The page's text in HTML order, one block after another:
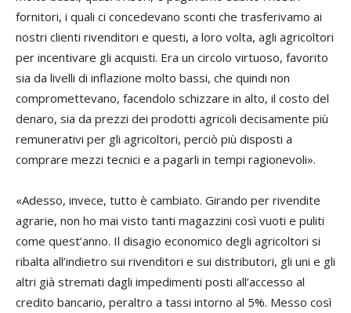
fornitori, i quali ci concedevano sconti che trasferivamo ai
nostri clienti rivenditori e questi, a loro volta, agli agricoltori
per incentivare gli acquisti. Era un circolo virtuoso, favorito
sia da livelli di inflazione molto bassi, che quindi non
compromettevano, facendolo schizzare in alto, il costo del
denaro, sia da prezzi dei prodotti agricoli decisamente più
remunerativi per gli agricoltori, perciò più disposti a
comprare mezzi tecnici e a pagarli in tempi ragionevoli».
«Adesso, invece, tutto è cambiato. Girando per rivendite
agrarie, non ho mai visto tanti magazzini così vuoti e puliti
come quest’anno. Il disagio economico degli agricoltori si
ribalta all’indietro sui rivenditori e sui distributori, gli uni e gli
altri già stremati dagli impedimenti posti all’accesso al
credito bancario, peraltro a tassi intorno al 5%. Messo così